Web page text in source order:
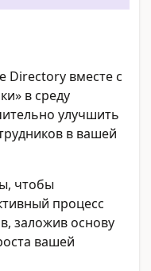
Directory вместе с
в среду
улучшить
в вашей
чтобы
процесс
заложив основу
вашей